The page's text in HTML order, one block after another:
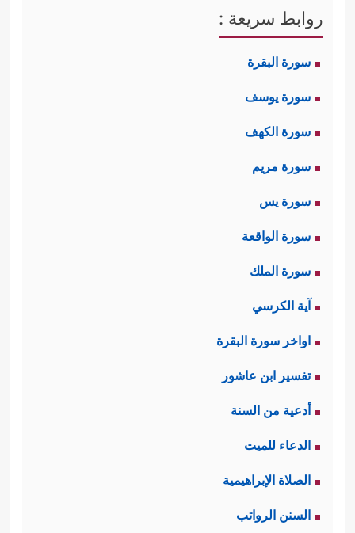
روابط سريعة :
سورة البقرة
سورة يوسف
سورة الكهف
سورة مريم
سورة يس
سورة الواقعة
سورة الملك
آية الكرسي
اواخر سورة البقرة
تفسير ابن عاشور
أدعية من السنة
الدعاء للميت
الصلاة الإبراهيمية
السنن الرواتب